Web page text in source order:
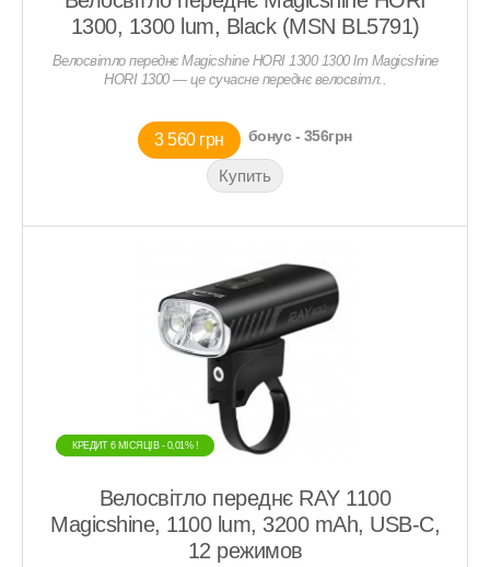
1300, 1300 lum, Black (MSN BL5791)
Велосвітло переднє Magicshine HORI 1300 1300 lm Magicshine
HORI 1300 — це сучасне переднє велосвітл..
3 560 грн бонус - 356грн
КРЕДИТ 6 МIСЯЦIВ - 0,01% !
КРЕДИТ 6 МIСЯЦIВ - 0,01% !
Велосвітло переднє RAY 1100
Magicshine, 1100 lum, 3200 mAh, USB-С,
12 режимов